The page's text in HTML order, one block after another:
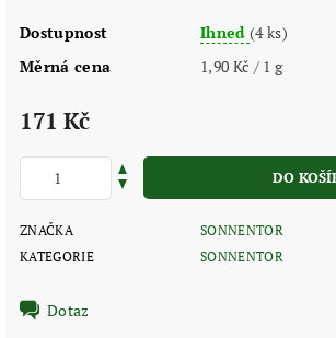
Dostupnost Ihned(4 ks)
Měrná cena
1,90 Kč / 1 g
171 Kč
ZNAČKA
SONNENTOR
KATEGORIE
SONNENTOR
Dotaz